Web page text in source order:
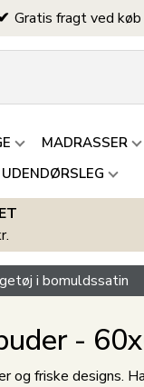
Gratis fragt ved
MADRASSER
UDENDØRSLEG
i bomuldssatin
-
friske designs.